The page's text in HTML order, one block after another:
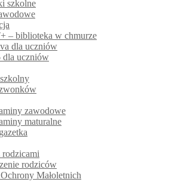
szkolne
– biblioteka w chmurze
dla uczniów
dla uczniów
zawodowe
maturalne
rodzicami
rodziców
Małoletnich